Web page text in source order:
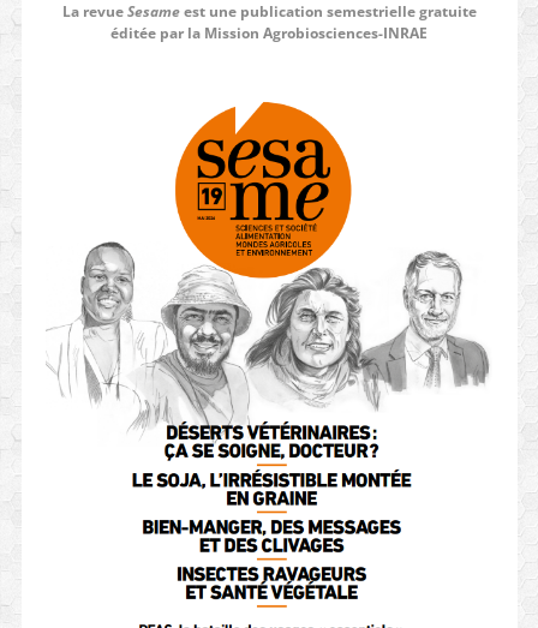
La revueSesameest une publication semestrielle gratuite
éditée par la Mission Agrobiosciences-INRAE